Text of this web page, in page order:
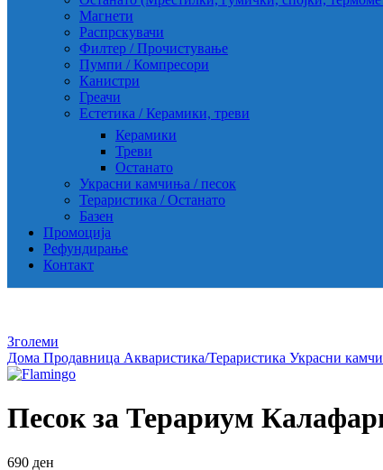
Магнети
Распрскувачи
Филтер / Прочистување
Пумпи / Компресори
Канистри
Греачи
Естетика / Керамики, треви
Керамики
Треви
Останато
Украсни камчиња / песок
Тераристика / Останато
Базен
Промоција
Рефундирање
Контакт
Зголеми
Дома Продавница Акваристика/Тераристика Украсни
Песок за Терариум
690 ден